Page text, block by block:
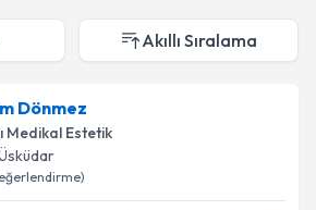
Akıllı Sıralama
Dönmez
Medikal Estetik